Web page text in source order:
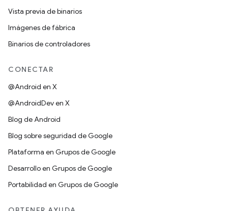
Vista previa de binarios
Imágenes de fábrica
Binarios de controladores
CONECTAR
@Android en X
@AndroidDev en X
Blog de Android
Blog sobre seguridad de Google
Plataforma en Grupos de Google
Desarrollo en Grupos de Google
Portabilidad en Grupos de Google